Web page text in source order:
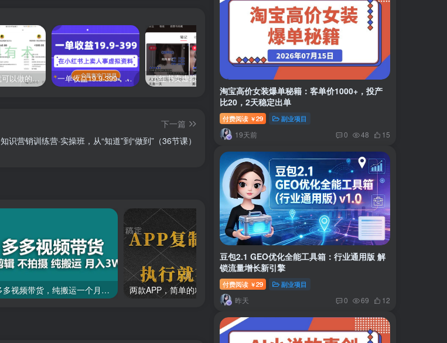
仅用手机就可以做的小项目，当天就能见钱，每天100-300 一单收益19.9-399，一个蓝海冷门项目，在小红书上卖人事虚拟资料 小红书卖虚拟产品：音乐优盘，1个月稳挣1-3万 美女套图1TB，花了188买来的
下一篇
知识营销训练营·实操班，从“知道”到“做到”（36节课）
多多视频带货，纯搬运一个月搞了5w佣金，小白也能操作 两款APP，简单的粘贴复制，两分钟八元钱，无限做，执行就有收入
淘宝高价女装爆单秘籍：客单价1000+，投产
比20，2天稳定出单
付费阅读 ￥29 副业项目
19天前 0 48 15
豆包2.1 GEO优化全能工具箱：行业通用版 解
锁流量增长新引擎
付费阅读 ￥29 副业项目
昨天 0 69 12